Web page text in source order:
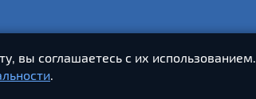
вы соглашаетесь с их использованием.
.